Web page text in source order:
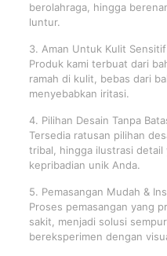
berolahraga, hingga
luntur.
3. Aman Untuk Kulit
Produk kami terbuat dari
ramah di kulit, bebas dari
menyebabkan iritasi.
4. Pilihan Desain Tanpa
Tersedia ratusan pilihan
tribal, hingga ilustrasi detail
kepribadian unik Anda.
5. Pemasangan Mudah &
Proses pemasangan yang
sakit, menjadi solusi
bereksperimen dengan